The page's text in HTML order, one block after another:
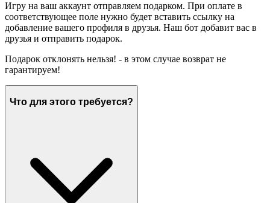
Игру на ваш аккаунт отправляем подарком. При оплате в
соответствующее поле нужно будет вставить ссылку на
добавление вашего профиля в друзья. Наш бот добавит вас в
друзья и отправить подарок.
Подарок отклонять нельзя! - в этом случае возврат не
гарантируем!
Что для этого требуется?